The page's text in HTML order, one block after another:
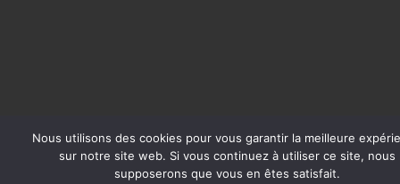
Nous utilisons des cookies pour vous garantir la meilleure
sur notre site web. Si vous continuez à utiliser ce site, nous
supposerons que vous en êtes satisfait.